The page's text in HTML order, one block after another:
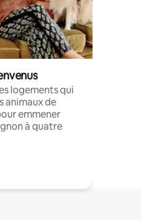
logements qui
animaux de
emmener
à quatre